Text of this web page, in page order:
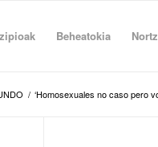
Beheatokia
/ ‘Homosexuales no caso pero